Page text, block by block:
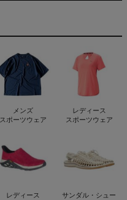
メンズ
スポーツウェア
レディース
スポーツウェア
レディース
サンダル・シュー